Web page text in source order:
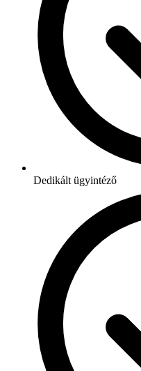
Dedikált ügyintéző